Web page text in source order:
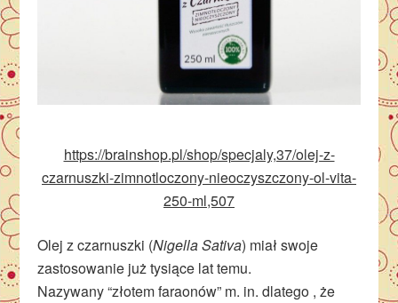
https://brainshop.pl/shop/specjaly,37/olej-z-
czarnuszki-zimnotloczony-nieoczyszczony-ol-vita-
250-ml,507
Olej z czarnuszki (Nigella Sativa) miał swoje
zastosowanie już tysiące lat temu.
Nazywany “złotem faraonów” m. in. dlatego , że